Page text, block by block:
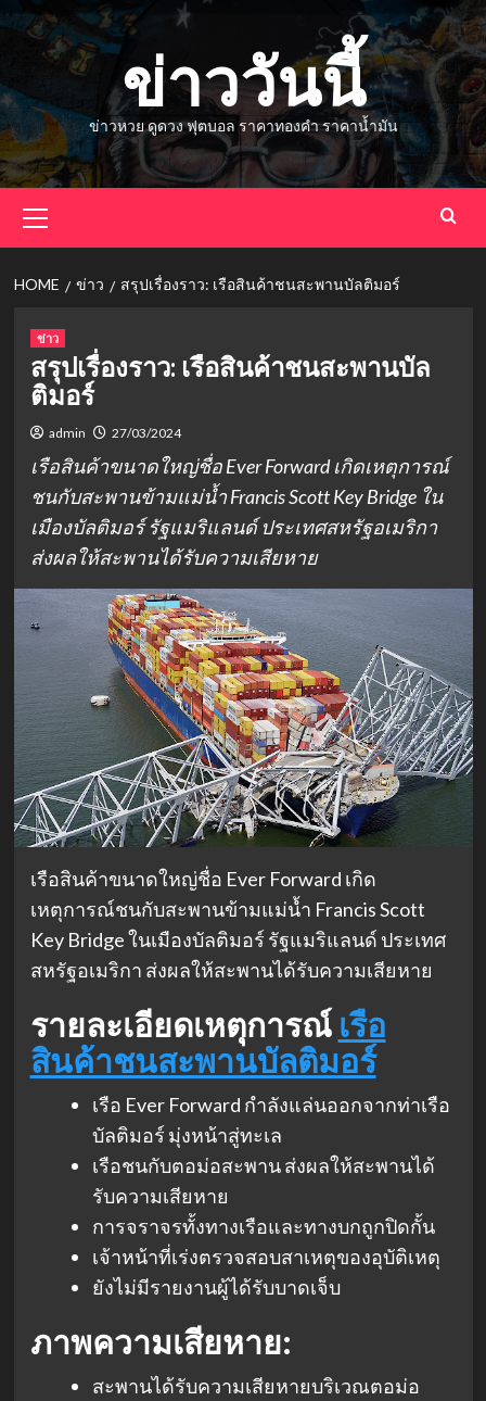
Skip
ข่าววันนี้
ข่าวหวย ดูดวง ฟุตบอล ราคาทองคำ ราคาน้ำมัน
Menu
HOME ข่าว สรุปเรื่องราว: เรือสินค้าชนสะพานบัลติมอร์
ข่าว
สรุปเรื่องราว: เรือสินค้าชนสะพานบัล
ติมอร์
admin 27/03/2024
เรือสินค้าขนาดใหญ่ชื่อ Ever Forward เกิดเหตุการณ์
ชนกับสะพานข้ามแม่น้ำ Francis Scott Key Bridge ใน
เมืองบัลติมอร์ รัฐแมริแลนด์ ประเทศสหรัฐอเมริกา
ส่งผลให้สะพานได้รับความเสียหาย
เรือสินค้าขนาดใหญ่ชื่อ Ever Forward เกิด
เหตุการณ์ชนกับสะพานข้ามแม่น้ำ Francis Scott
Key Bridge ในเมืองบัลติมอร์ รัฐแมริแลนด์ ประเทศ
สหรัฐอเมริกา ส่งผลให้สะพานได้รับความเสียหาย
รายละเอียดเหตุการณ์ เรือ
สินค้าชนสะพานบัลติมอร์
เรือ Ever Forward กำลังแล่นออกจากท่าเรือ
บัลติมอร์ มุ่งหน้าสู่ทะเล
เรือชนกับตอม่อสะพาน ส่งผลให้สะพานได้
รับความเสียหาย
การจราจรทั้งทางเรือและทางบกถูกปิดกั้น
เจ้าหน้าที่เร่งตรวจสอบสาเหตุของอุบัติเหตุ
ยังไม่มีรายงานผู้ได้รับบาดเจ็บ
ภาพความเสียหาย:
สะพานได้รับความเสียหายบริเวณตอม่อ